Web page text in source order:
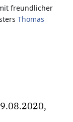
freundlicher
Thomas